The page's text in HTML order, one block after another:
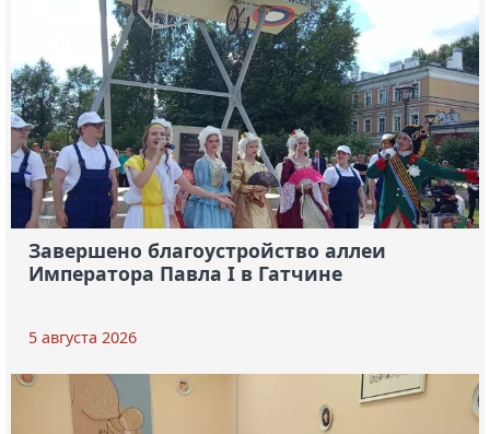
Завершено благоустройство аллеи
Императора Павла I в Гатчине
5 августа 2026